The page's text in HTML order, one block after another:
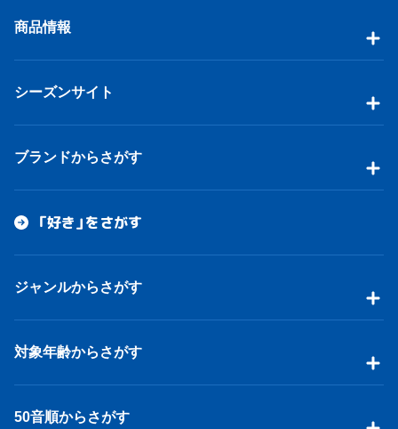
商品情報
シーズンサイト
ブランドからさがす
「好き」をさがす
ジャンルからさがす
対象年齢からさがす
50音順からさがす